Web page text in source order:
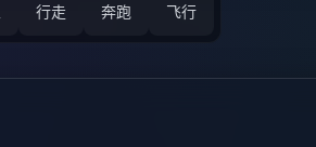
行走 奔跑 飞行